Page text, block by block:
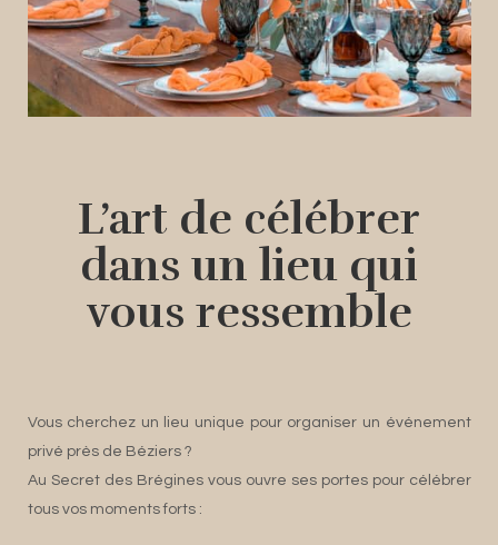
L’art de célébrer
dans un lieu qui
vous ressemble
Vous cherchez un lieu unique pour organiser un événement
privé près de Béziers ?
Au Secret des Brégines vous ouvre ses portes pour célébrer
tous vos moments forts :